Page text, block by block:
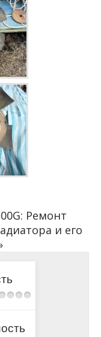
Ремонт
и его